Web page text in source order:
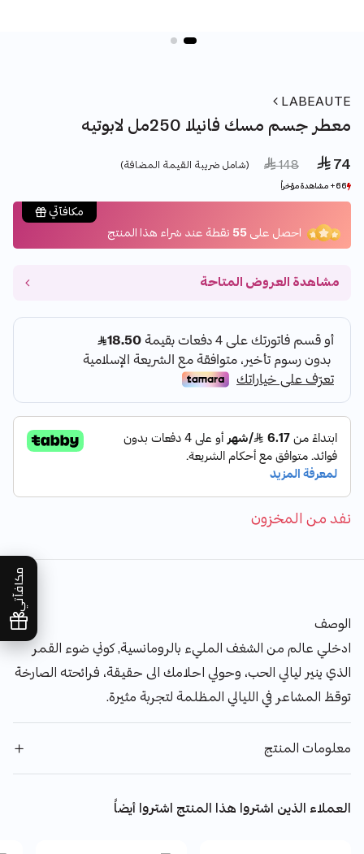
مكافآتي
LABEAUTE
معطر جسم مسك فانيلا 250مل لابوتيه
 74
Price reduced from
 148
to (شامل ضريبة القيمة المضافة)
66+ مشاهدة مؤخراً
20+ بيع مؤخراً
66+ مشاهدة مؤخراً
20+ بيع مؤخراً
مكافآتي
احصل على55 نقطة عند شراء هذا المنتج
مشاهدة العروض المتاحة
نفد من المخزون
الوصف
ادخلي عالم من الشغف المليء بالرومانسية, كوني ضوء القمر
الذي ينير ليالي الحب، وحولي احلامك الى حقيقة، فرائحته الصارخة
توقظ المشاعر في الليالي المظلمة لتجربة مثيرة.
معلومات المنتج
العملاء الذين اشتروا هذا المنتج اشتروا أيضاً